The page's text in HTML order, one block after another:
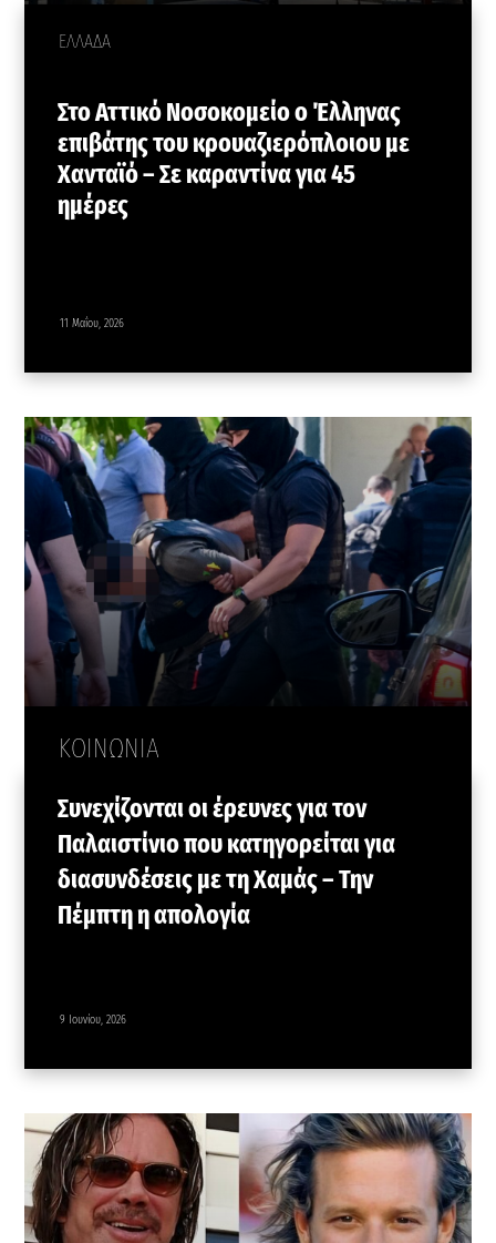
ΕΛΛΑΔΑ
Στο Αττικό Νοσοκομείο ο Έλληνας
επιβάτης του κρουαζιερόπλοιου με
Χανταϊό – Σε καραντίνα για 45
ημέρες
11 Μαΐου, 2026
ΚΟΙΝΩΝΙΑ
Συνεχίζονται οι έρευνες για τον
Παλαιστίνιο που κατηγορείται για
διασυνδέσεις με τη Χαμάς – Την
Πέμπτη η απολογία
9 Ιουνίου, 2026